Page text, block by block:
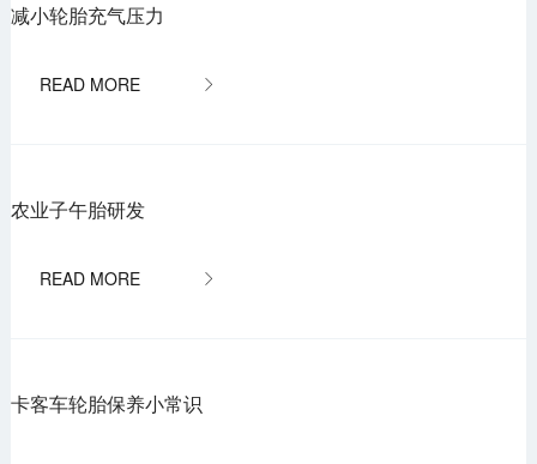
减小轮胎充气压力

农业子午胎研发

卡客车轮胎保养小常识